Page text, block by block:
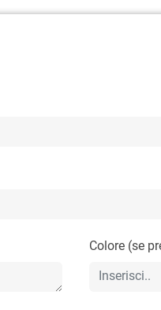
Colore (se